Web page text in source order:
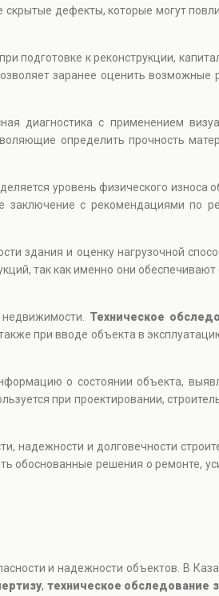
дефекты, которые могут
подготовке к реконструкции,
заранее оценить возможные
диагностика с применением
определить прочность
уровень физического износа
заключение с рекомендациями по
здания и оценку нагрузочной
так как именно они
Техническое
при вводе объекта в
о состоянии объекта,
при проектировании,
надежности и долговечности
обоснованные решения о ремонте,
и надежности объектов. В
, техническое обследование